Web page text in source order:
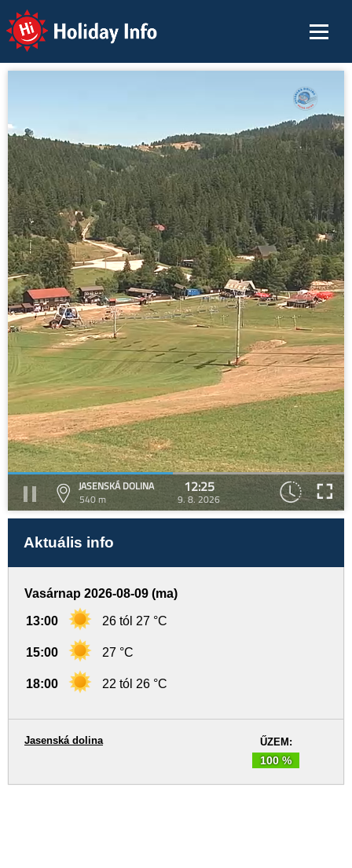
Holiday Info
JASENSKÁ DOLINA
540 m
12:25
9. 8. 2026
Aktuális info
Vasárnap 2026-08-09 (ma)
13:00 26 tól 27 °C
15:00 27 °C
18:00 22 tól 26 °C
ŰZEM:
100 %
Jasenská dolina